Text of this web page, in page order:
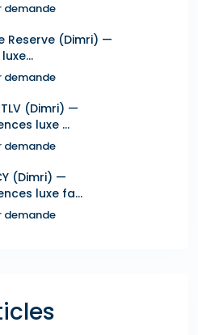
demande
Reserve (Dimri) —
demande
TLV (Dimri) —
luxe ...
demande
(Dimri) —
luxe fa...
demande